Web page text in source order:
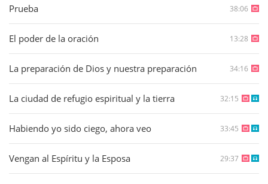
Prueba 38:06
El poder de la oración 13:28
La preparación de Dios y nuestra preparación 34:16
La ciudad de refugio espiritual y la tierra 32:15
Habiendo yo sido ciego, ahora veo 33:45
Vengan al Espíritu y la Esposa 29:37